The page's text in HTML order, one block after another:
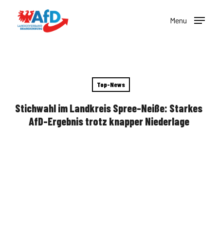
Menu
Top-News
Stichwahl im Landkreis Spree-Neiße: Starkes
AfD-Ergebnis trotz knapper Niederlage